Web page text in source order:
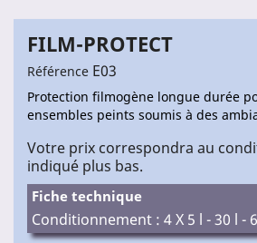
FILM-PROTECT
Référence E03
Protection filmogène longue durée
ensembles peints soumis à des
Votre prix correspondra au
indiqué plus bas.
Fiche technique
Conditionnement : 4 X 5 l - 30 l -